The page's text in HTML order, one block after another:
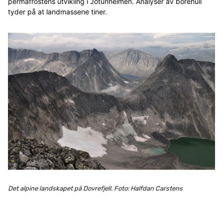
tyder på at landmassene tiner.
Det alpine landskapet på Dovrefjell. Foto: Halfdan Carstens